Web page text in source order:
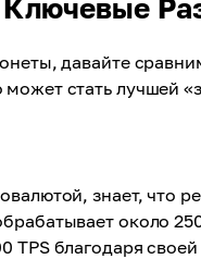
давайте
стать лучшей
знает, что
около
благодаря